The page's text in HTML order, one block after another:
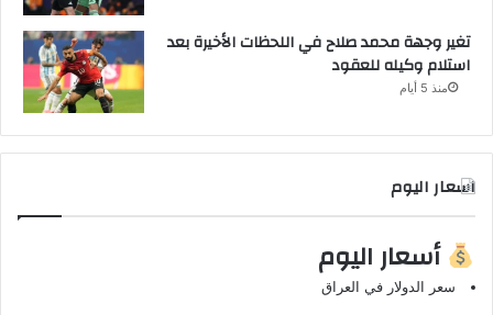
تغير وجهة محمد صلاح في اللحظات الأخيرة بعد
استلام وكيله للعقود
منذ 5 أيام
اسعار اليوم
أسعار اليوم
سعر الدولار في العراق